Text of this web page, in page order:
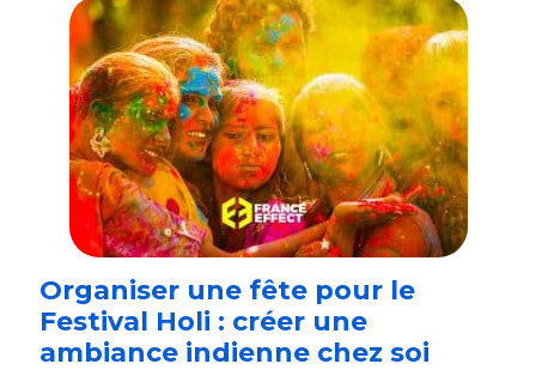
Organiser une fête pour le
Festival Holi : créer une
ambiance indienne chez soi